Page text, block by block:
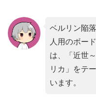
ベルリン陥
人用のボー
は、「 近世
リカ 」をテ
います。